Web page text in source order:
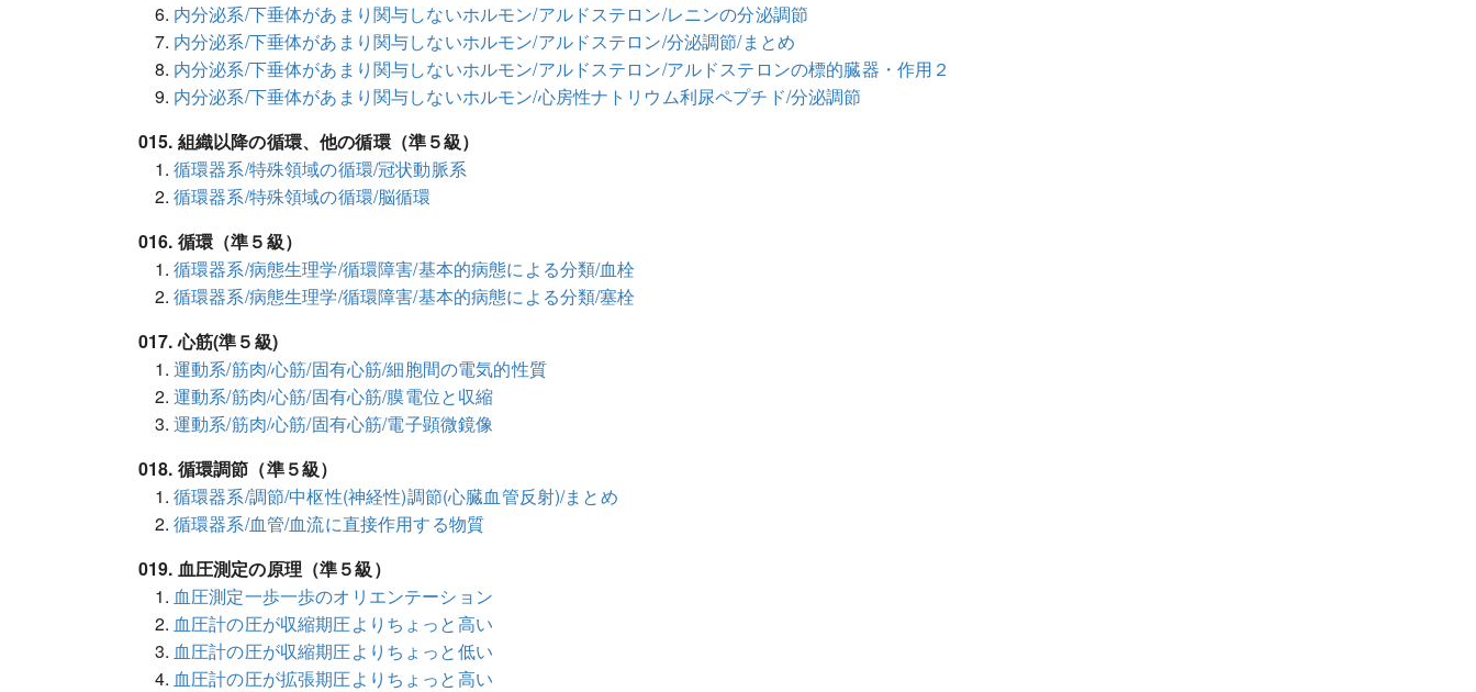
内分泌系/下垂体があまり関与しないホルモン/アルドステロン/レニンの分泌調節
内分泌系/下垂体があまり関与しないホルモン/アルドステロン/分泌調節/まとめ
内分泌系/下垂体があまり関与しないホルモン/アルドステロン/アルドステロンの標的臓器・作用２
内分泌系/下垂体があまり関与しないホルモン/心房性ナトリウム利尿ペプチド/分泌調節
015. 組織以降の循環、他の循環（準５級）
循環器系/特殊領域の循環/冠状動脈系
循環器系/特殊領域の循環/脳循環
016. 循環（準５級）
循環器系/病態生理学/循環障害/基本的病態による分類/血栓
循環器系/病態生理学/循環障害/基本的病態による分類/塞栓
017. 心筋(準５級)
運動系/筋肉/心筋/固有心筋/細胞間の電気的性質
運動系/筋肉/心筋/固有心筋/膜電位と収縮
運動系/筋肉/心筋/固有心筋/電子顕微鏡像
018. 循環調節（準５級）
循環器系/調節/中枢性(神経性)調節(心臓血管反射)/まとめ
循環器系/血管/血流に直接作用する物質
019. 血圧測定の原理（準５級）
血圧測定一歩一歩のオリエンテーション
血圧計の圧が収縮期圧よりちょっと高い
血圧計の圧が収縮期圧よりちょっと低い
血圧計の圧が拡張期圧よりちょっと高い